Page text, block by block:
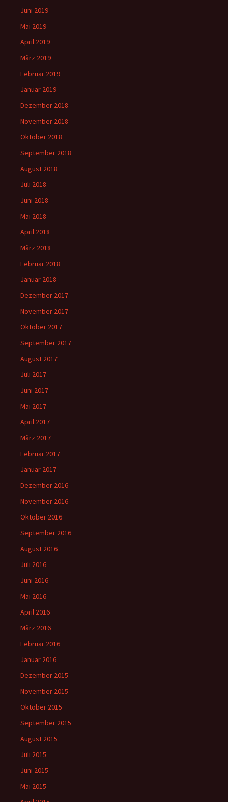
Juni 2019
Mai 2019
April 2019
März 2019
Februar 2019
Januar 2019
Dezember 2018
November 2018
Oktober 2018
September 2018
August 2018
Juli 2018
Juni 2018
Mai 2018
April 2018
März 2018
Februar 2018
Januar 2018
Dezember 2017
November 2017
Oktober 2017
September 2017
August 2017
Juli 2017
Juni 2017
Mai 2017
April 2017
März 2017
Februar 2017
Januar 2017
Dezember 2016
November 2016
Oktober 2016
September 2016
August 2016
Juli 2016
Juni 2016
Mai 2016
April 2016
März 2016
Februar 2016
Januar 2016
Dezember 2015
November 2015
Oktober 2015
September 2015
August 2015
Juli 2015
Juni 2015
Mai 2015